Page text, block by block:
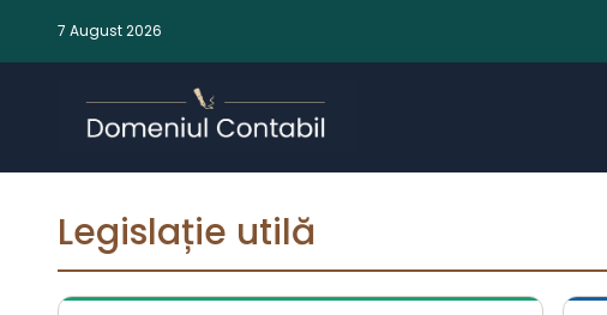
7 August 2026
Legislație utilă